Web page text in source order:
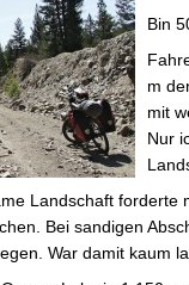
Bin
m
mit
Nur
Landschaft
Bei sandigen
War damit kaum